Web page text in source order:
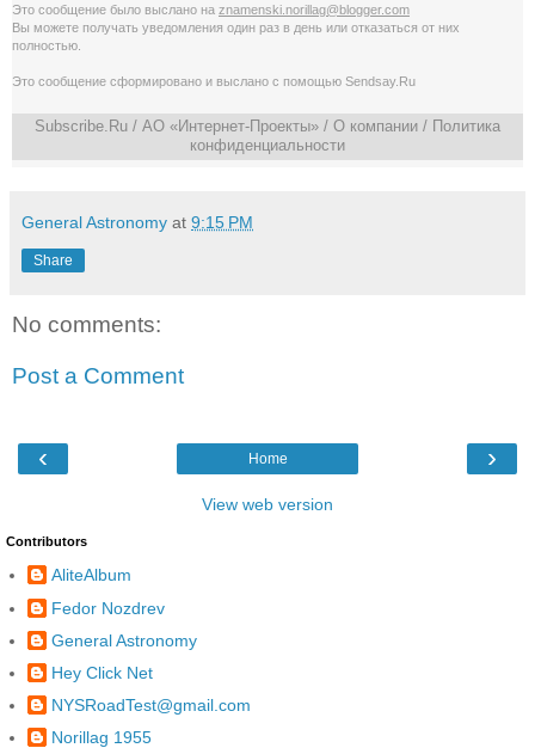
Это сообщение было выслано на znamenski.norillag@blogger.com
Вы можете получать уведомления один раз в день или отказаться от них
полностью
Это сообщение сформировано и выслано с помощью Sendsay.Ru
Subscribe.Ru / АО «Интернет-Проекты» / О компании / Политика
конфиденциальности
General Astronomy at 9:15 PM
Share
No comments:
Post a Comment
‹ ›
Home
View web version
Contributors
AliteAlbum
Fedor Nozdrev
General Astronomy
Hey Click Net
NYSRoadTest@gmail.com
Norillag 1955